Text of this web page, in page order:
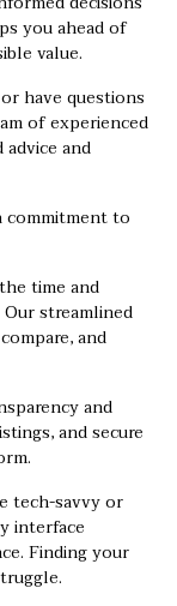
you ahead of
value.
have questions
of experienced
and
commitment to
time and
streamlined
and
and
and secure
tech-savvy or
interface
Finding your